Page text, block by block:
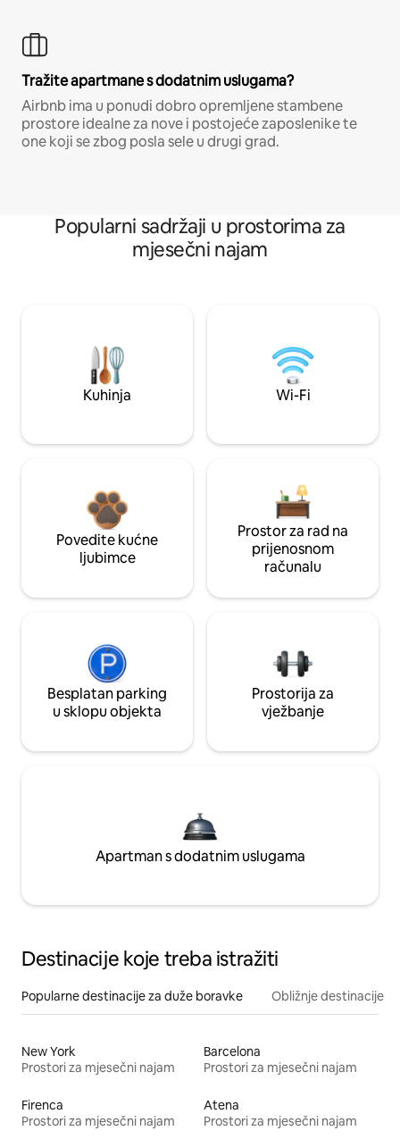
Tražite apartmane s dodatnim uslugama?
Airbnb ima u ponudi dobro opremljene stambene
prostore idealne za nove i postojeće zaposlenike te
one koji se zbog posla sele u drugi grad.
Popularni sadržaji u prostorima za
mjesečni najam
Kuhinja Wi-Fi
Povedite kućne
ljubimce
Prostor za rad na
prijenosnom
računalu
Besplatan parking
u sklopu objekta
Prostorija za
vježbanje
Apartman s dodatnim uslugama
Destinacije koje treba istražiti
Popularne destinacije za duže boravke Obližnje destinacije
New York
Prostori za mjesečni najam
Barcelona
Prostori za mjesečni najam
Firenca
Prostori za mjesečni najam
Atena
Prostori za mjesečni najam